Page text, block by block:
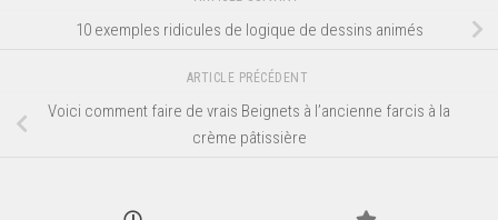
10 exemples ridicules de logique de dessins animés
ARTICLE PRÉCÉDENT
Voici comment faire de vrais Beignets à l’ancienne farcis à la
crème pâtissière